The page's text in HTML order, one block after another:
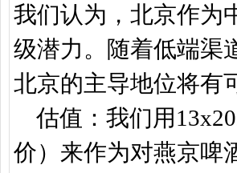
我们认为，北京作为
级潜力。随着低端渠
北京的主导地位将有
估值：我们用
价）来作为对燕京啤